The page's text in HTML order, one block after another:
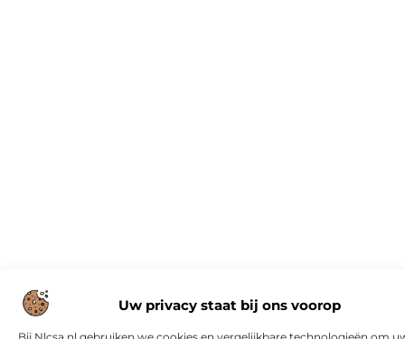
Uw privacy staat bij ons voorop